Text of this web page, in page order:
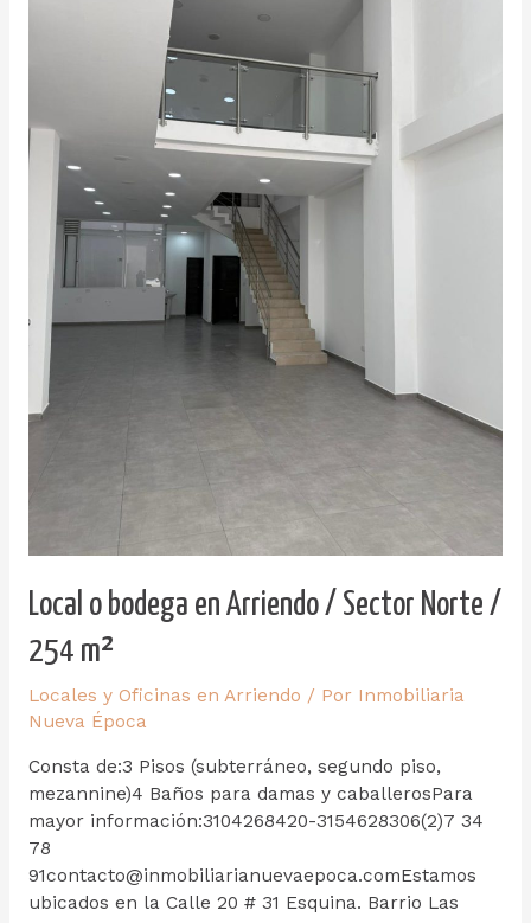
Local o bodega en Arriendo / Sector Norte /
254 m²
Locales y Oficinas en Arriendo / Por Inmobiliaria
Nueva Época
Consta de:3 Pisos (subterráneo, segundo piso,
mezannine)4 Baños para damas y caballerosPara
mayor información:3104268420-3154628306(2)7 34
78
91contacto@inmobiliarianuevaepoca.comEstamos
ubicados en la Calle 20 # 31 Esquina. Barrio Las